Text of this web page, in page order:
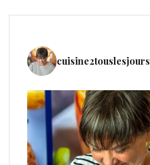
cuisine2touslesjours